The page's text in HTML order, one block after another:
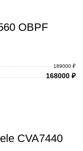
OBPF
189000 ₽
168000 ₽
CVA7440